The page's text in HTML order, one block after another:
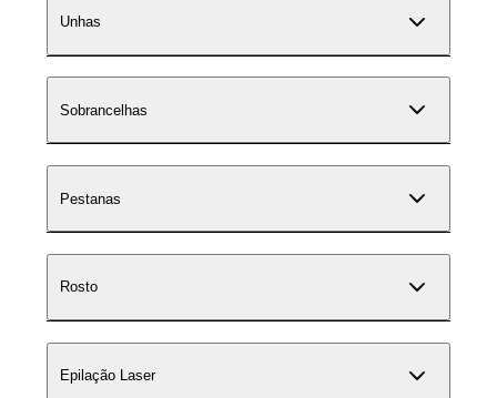
Unhas
Sobrancelhas
Pestanas
Rosto
Epilação Laser